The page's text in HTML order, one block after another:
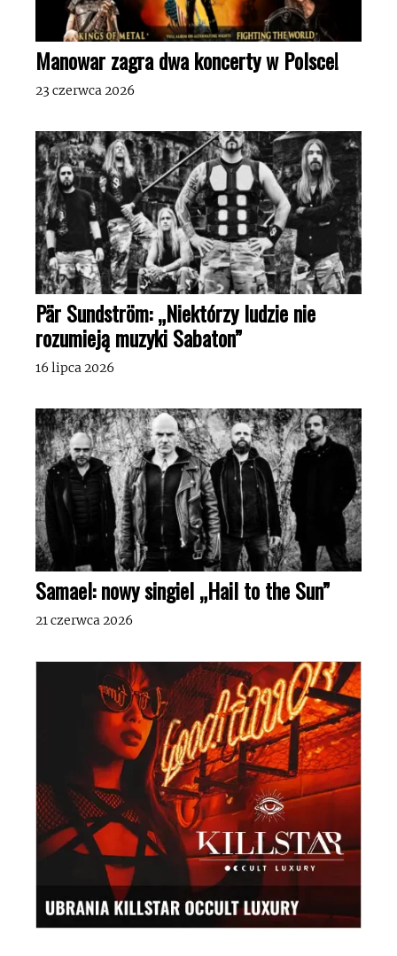
Manowar zagra dwa koncerty w Polsce!
23 czerwca 2026
Pär Sundström: „Niektórzy ludzie nie
rozumieją muzyki Sabaton”
16 lipca 2026
Samael: nowy singiel „Hail to the Sun”
21 czerwca 2026